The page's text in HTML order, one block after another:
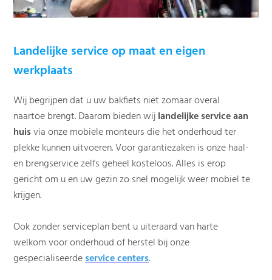
Landelijke service op maat en eigen
werkplaats
Wij begrijpen dat u uw bakfiets niet zomaar overal
naartoe brengt. Daarom bieden wijlandelijke service aan
huisvia onze mobiele monteurs die het onderhoud ter
plekke kunnen uitvoeren. Voor garantiezaken is onze haal-
en brengservice zelfs geheel kosteloos. Alles is erop
gericht om u en uw gezin zo snel mogelijk weer mobiel te
krijgen.
Ook zonder serviceplan bent u uiteraard van harte
welkom voor onderhoud of herstel bij onze
gespecialiseerdeservice centers.